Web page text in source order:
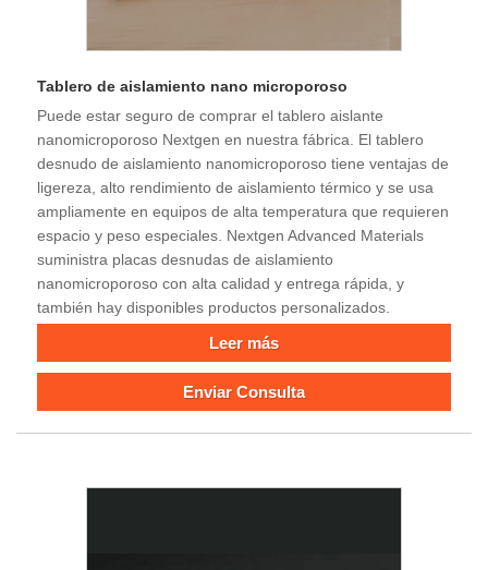
Tablero de aislamiento nano microporoso
Puede estar seguro de comprar el tablero aislante
nanomicroporoso Nextgen en nuestra fábrica. El tablero
desnudo de aislamiento nanomicroporoso tiene ventajas de
ligereza, alto rendimiento de aislamiento térmico y se usa
ampliamente en equipos de alta temperatura que requieren
espacio y peso especiales. Nextgen Advanced Materials
suministra placas desnudas de aislamiento
nanomicroporoso con alta calidad y entrega rápida, y
también hay disponibles productos personalizados.
Leer más
Enviar Consulta